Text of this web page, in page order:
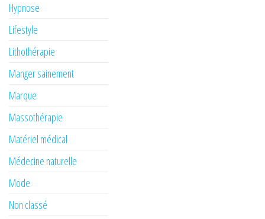
Hypnose
Lifestyle
Lithothérapie
Manger sainement
Marque
Massothérapie
Matériel médical
Médecine naturelle
Mode
Non classé